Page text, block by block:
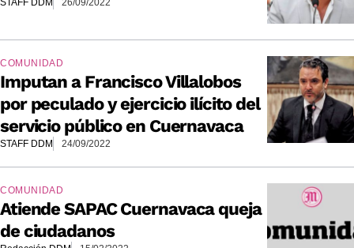
STAFF DDM 26/09/2022
COMUNIDAD
Imputan a Francisco Villalobos
por peculado y ejercicio ilícito del
servicio público en Cuernavaca
STAFF DDM 24/09/2022
COMUNIDAD
Atiende SAPAC Cuernavaca queja
de ciudadanos